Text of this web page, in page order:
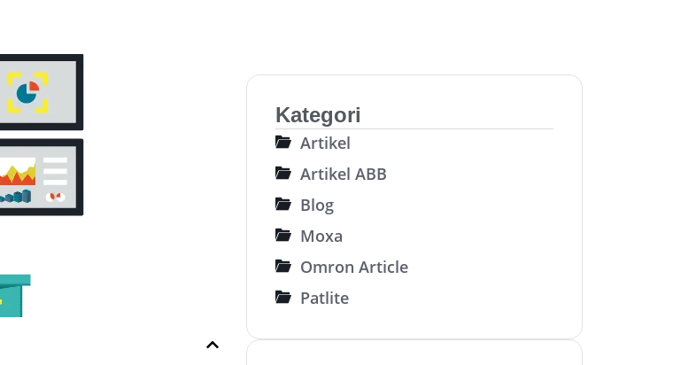
Kategori
Artikel
Artikel ABB
Blog
Moxa
Omron Article
Patlite